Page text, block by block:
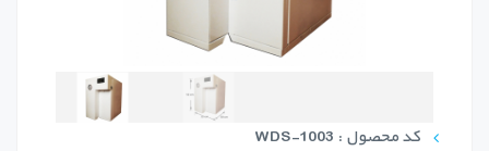
کد محصول : WDS-1003